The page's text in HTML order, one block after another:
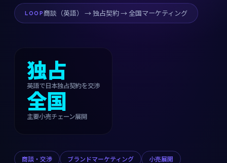
LOOP 商談（英語） → 独占契約 → 全国マーケティング
独占
英語で日本独占契約を交渉
全国
主要小売チェーン展開
商談・交渉 ブランドマーケティング
小売展開